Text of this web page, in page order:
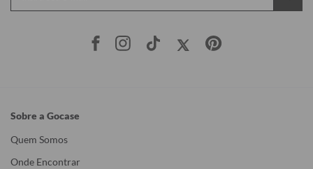
Sobre a Gocase
Quem Somos
Onde Encontrar